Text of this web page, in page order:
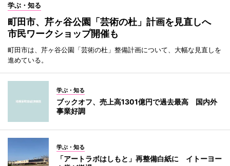
学ぶ・知る
町田市、芹ヶ谷公園「芸術の杜」計画を見直しへ
市民ワークショップ開催も
町田市は、芹ヶ谷公園「芸術の杜」整備計画について、大幅な見直しを
進めている。
学ぶ・知る
ブックオフ、売上高1301億円で過去最高 国内外
事業好調
学ぶ・知る
「アートラボはしもと」再整備白紙に イトーヨー